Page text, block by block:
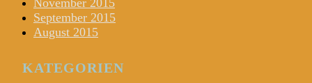
September 2015
August 2015
KATEGORIEN